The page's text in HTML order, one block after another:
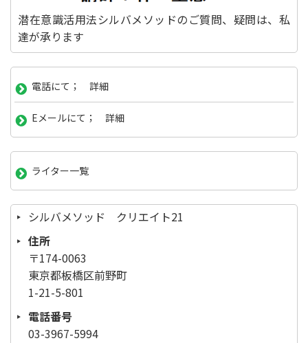
潜在意識活用法シルバメソッドのご質問、疑問は、私
達が承ります
電話にて； 詳細
Eメールにて； 詳細
ライター一覧
シルバメソッド クリエイト21
住所
〒174-0063
東京都板橋区前野町
1-21-5-801
電話番号
03-3967-5994